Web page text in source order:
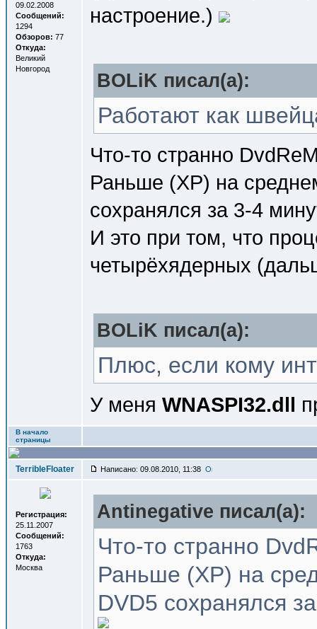
09.02.2008
Сообщений:
1294
Обзоров: 77
Откуда:
Великий
Новгород
настроение.)
BOLiK писал(a):
Работают как
Что-то странно
Раньше (XP) на
сохранялся за 3-4
И это при том, что
четырёхядерных
BOLiK писал(a):
Плюс, если кому
У меня WNASPI32.dll
В начало
страницы
TerribleFloater Написано: 09.08.2010, 11:38
Регистрация:
25.11.2007
Сообщений:
1763
Откуда:
Москва
Antinegative писал(a):
Что-то странно
Раньше (XP) на
DVD5 сохранялся